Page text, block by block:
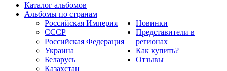
Каталог альбомов
Альбомы по странам
Российская Империя
СССР
Российская Федерация
Украина
Беларусь
Казахстан
Новинки
Представители в
регионах
Как купить?
Отзывы